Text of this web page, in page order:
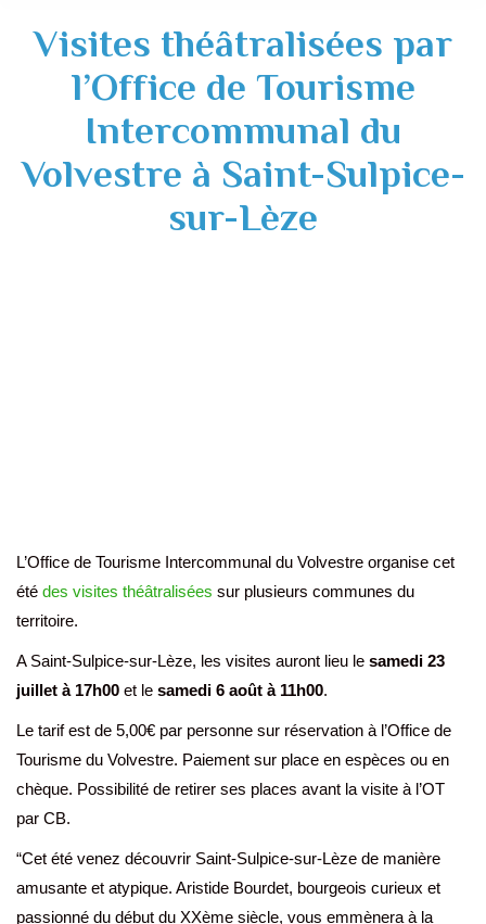
Visites théâtralisées par
l’Office de Tourisme
Intercommunal du
Volvestre à Saint-Sulpice-
sur-Lèze
L’Office de Tourisme Intercommunal du Volvestre organise cet
été des visites théâtralisées sur plusieurs communes du
territoire.
A Saint-Sulpice-sur-Lèze, les visites auront lieu le samedi 23
juillet à 17h00 et le samedi 6 août à 11h00.
Le tarif est de 5,00€ par personne sur réservation à l’Office de
Tourisme du Volvestre. Paiement sur place en espèces ou en
chèque. Possibilité de retirer ses places avant la visite à l’OT
par CB.
“Cet été venez découvrir Saint-Sulpice-sur-Lèze de manière
amusante et atypique. Aristide Bourdet, bourgeois curieux et
passionné du début du XXème siècle, vous emmènera à la